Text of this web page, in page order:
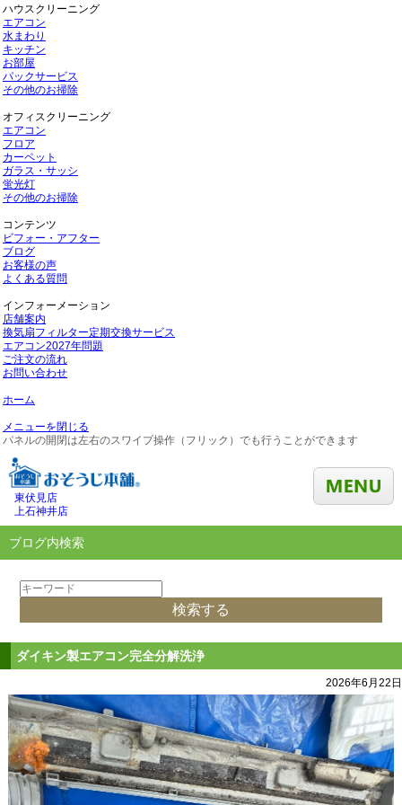
ハウスクリーニング
エアコン
水まわり
キッチン
お部屋
パックサービス
その他のお掃除
オフィスクリーニング
エアコン
フロア
カーペット
ガラス・サッシ
蛍光灯
その他のお掃除
コンテンツ
ビフォー・アフター
ブログ
お客様の声
よくある質問
インフォーメーション
店舗案内
換気扇フィルター定期交換サービス
エアコン2027年問題
ご注文の流れ
お問い合わせ
ホーム
メニューを閉じる
パネルの開閉は左右のスワイプ操作（フリック）でも行うことができます
東伏見店
上石神井店
ブログ内検索
ダイキン製エアコン完全分解洗浄
2026年6月22日